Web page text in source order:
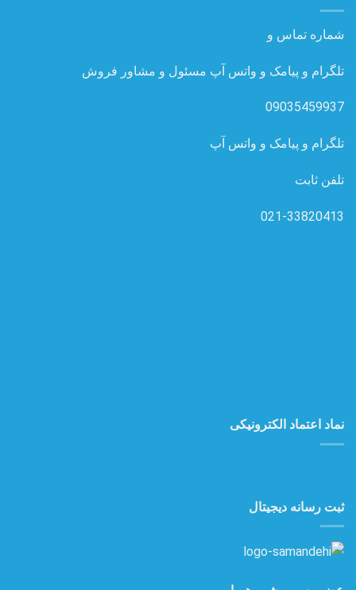
شماره تماس و
تلگرام و پیامک و واتس آپ مسئول و مشاور فروش
09035459937
تلگرام و پیامک و واتس آپ
تلفن ثابت
021-33820413
نماد اعتماد الکترونیکی
ثبت رسانه دیجیتال